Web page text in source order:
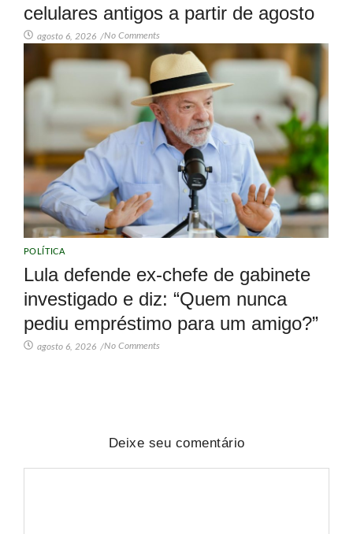
celulares antigos a partir de agosto
agosto 6, 2026 /No Comments
POLÍTICA
Lula defende ex-chefe de gabinete
investigado e diz: “Quem nunca
pediu empréstimo para um amigo?”
agosto 6, 2026 /No Comments
Deixe seu comentário